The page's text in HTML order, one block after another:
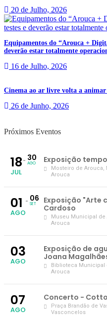
20 de Julho, 2026
Equipamentos do “Arouca +
deverão estar totalmente
16 de Julho, 2026
Cinema ao ar livre volta a animar
26 de Junho, 2026
Próximos Eventos
18
JUL
30
AGO Exposição
Mosteiro de Arouca,
Arouca
01
AGO
06
SET
Exposição "Arte
Cardoso
Museu Municipal de
Arouca
03
AGO
Exposição de
Joana
Biblioteca Municipal
Arouca
07
AGO
Concerto -
Praça Brandão de
Vasconcelos